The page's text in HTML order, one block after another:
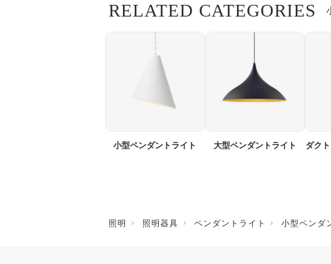
RELATED CATEGORIES
小型ペンダントライト 大型ペンダントライト
ダク
照明 照明器具 ペンダントライト 小型ペンダ